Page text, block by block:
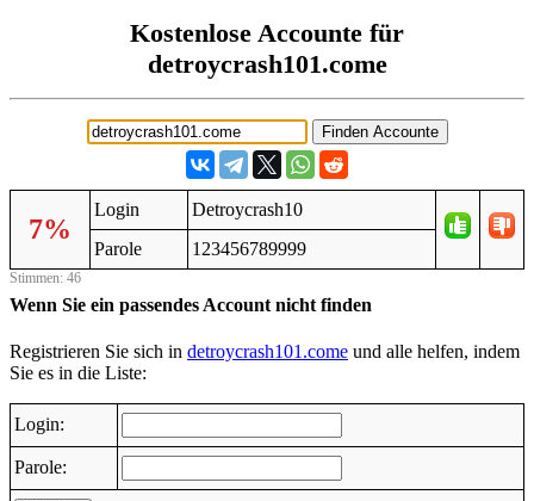
Kostenlose Accounte für
detroycrash101.come
7%
Login
Detroycrash10
Parole
123456789999
Stimmen: 46
Wenn Sie ein passendes Account nicht finden
Registrieren Sie sich in detroycrash101.come und alle helfen, indem
Sie es in die Liste:
Login:
Parole: